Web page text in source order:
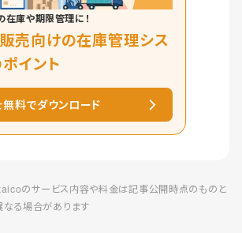
庫や期限管理に！
売向けの在庫管理シス
イント
料でダウンロード
のサービス内容や料金は記事公開時点のものと
なる場合があります